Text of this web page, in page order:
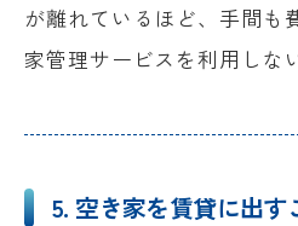
が離れているほど、手間も
家管理サービスを利用しな
5. 空き家を賃貸に出す